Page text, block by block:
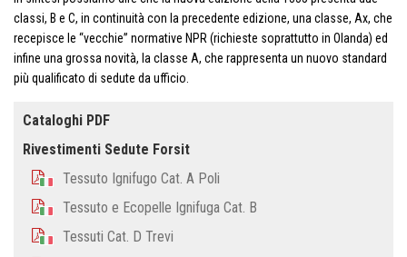
classi, B e C, in continuità con la precedente edizione, una classe, Ax, che
recepisce le “vecchie” normative NPR (richieste soprattutto in Olanda) ed
infine una grossa novità, la classe A, che rappresenta un nuovo standard
più qualificato di sedute da ufficio.
Cataloghi PDF
Rivestimenti Sedute Forsit
Tessuto Ignifugo Cat. A Poli
Tessuto e Ecopelle Ignifuga Cat. B
Tessuti Cat. D Trevi